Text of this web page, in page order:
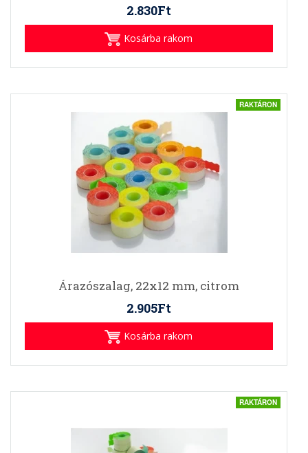
2.830Ft
Kosárba rakom
RAKTÁRON
Árazószalag, 22x12 mm, citrom
2.905Ft
Kosárba rakom
RAKTÁRON